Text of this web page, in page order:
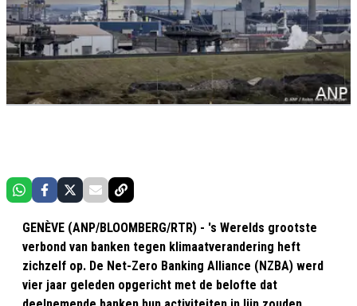
GENÈVE (ANP/BLOOMBERG/RTR) - 's Werelds grootste
verbond van banken tegen klimaatverandering heft
zichzelf op. De Net-Zero Banking Alliance (NZBA) werd
vier jaar geleden opgericht met de belofte dat